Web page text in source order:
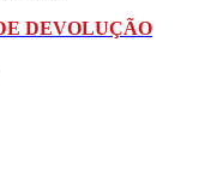
DEVOLUÇÃO